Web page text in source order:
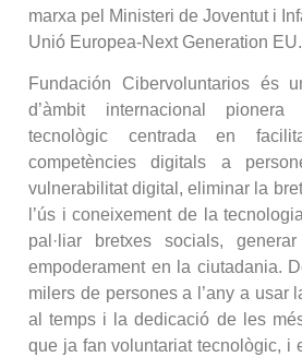
marxa pel Ministeri de Joventut i
Unió Europea-Next Generation EU.
Fundación Cibervoluntarios és
d’àmbit internacional
tecnològic centrada en
competències digitals a
vulnerabilitat digital, eliminar la
l’ús i coneixement de la
pal·liar bretxes socials,
empoderament en la ciutadania.
milers de persones a l’any a usar
al temps i la dedicació de les
que ja fan voluntariat tecnològic, i